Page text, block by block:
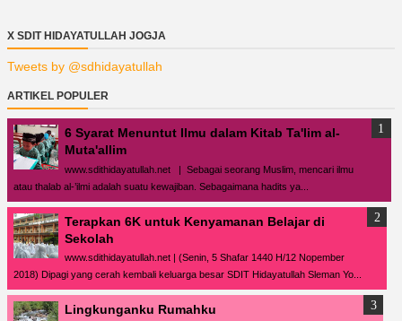
X SDIT HIDAYATULLAH JOGJA
Tweets by @sdhidayatullah
ARTIKEL POPULER
6 Syarat Menuntut Ilmu dalam Kitab Ta'lim al-
Muta'allim
www.sdithidayatullah.net | Sebagai seorang Muslim, mencari ilmu
atau thalab al-’ilmi adalah suatu kewajiban. Sebagaimana hadits ya...
Terapkan 6K untuk Kenyamanan Belajar di
Sekolah
www.sdithidayatullah.net | (Senin, 5 Shafar 1440 H/12 Nopember
2018) Dipagi yang cerah kembali keluarga besar SDIT Hidayatullah Sleman Yo...
Lingkunganku Rumahku